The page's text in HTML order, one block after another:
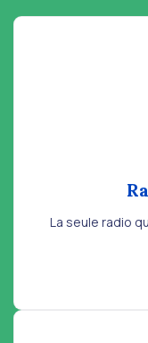
La seule radio